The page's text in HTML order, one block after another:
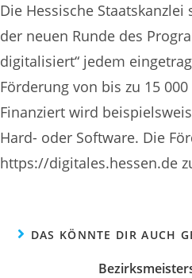
Die Hessische
der neuen Runde des
digitalisiert“ jedem
Förderung von bis zu 15
Finanziert wird
Hard- oder Software. Die
https://digitales.hessen.de
DAS KÖNNTE DIR AUCH